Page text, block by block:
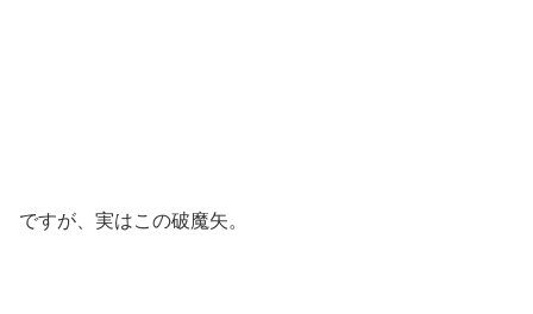
ですが、実はこの破魔矢。